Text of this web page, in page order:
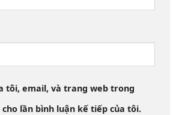
tôi, email, và trang web trong
lần bình luận kế tiếp của tôi.